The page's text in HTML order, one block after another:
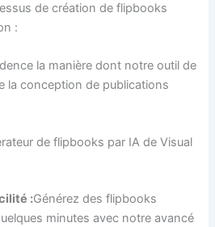
de création de flipbooks
:
la manière dont notre outil de
la conception de publications
de flipbooks par IA de Visual
:Générez des flipbooks
minutes avec notre avancé